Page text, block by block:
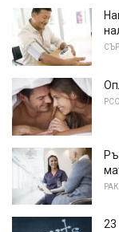
РАК
23